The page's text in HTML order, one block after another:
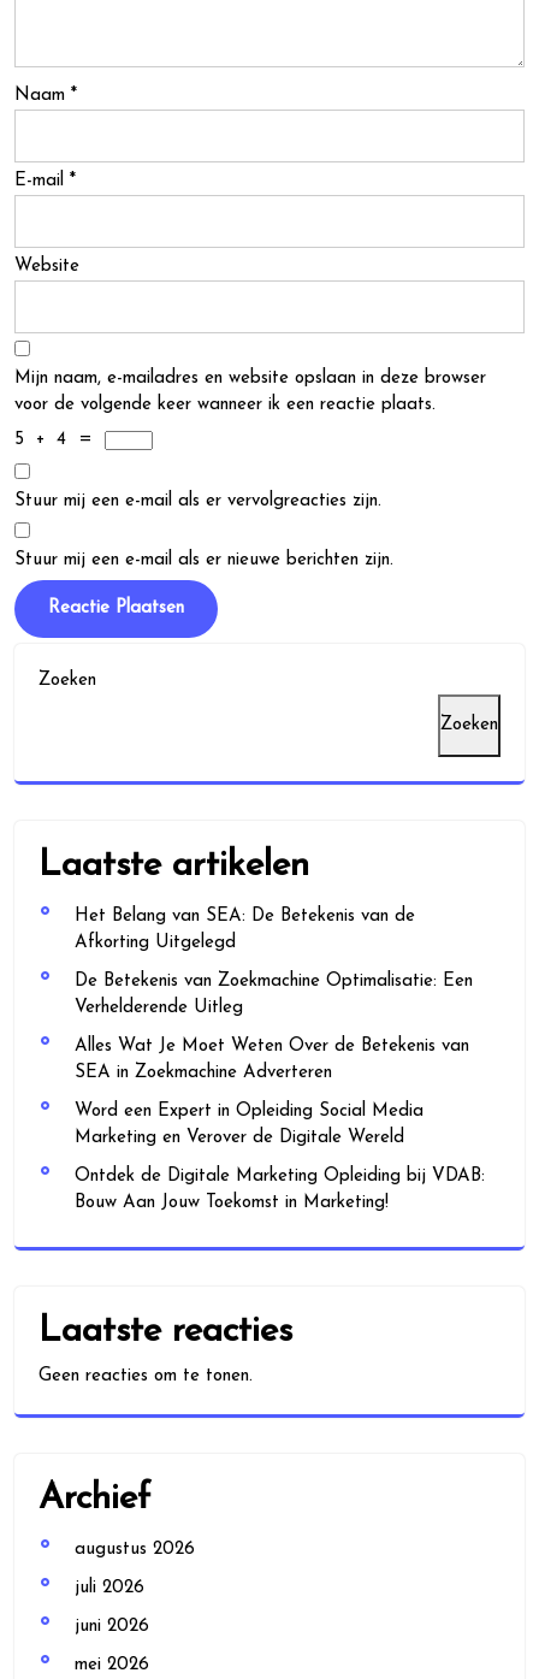
Naam *
E-mail *
Website
Mijn naam, e-mailadres en website opslaan in deze browser
voor de volgende keer wanneer ik een reactie plaats.
5
+ 4 =
Stuur mij een e-mail als er vervolgreacties zijn.
Stuur mij een e-mail als er nieuwe berichten zijn.
Zoeken
Zoeken
Laatste artikelen
Het Belang van SEA: De Betekenis van de
Afkorting Uitgelegd
De Betekenis van Zoekmachine Optimalisatie: Een
Verhelderende Uitleg
Alles Wat Je Moet Weten Over de Betekenis van
SEA in Zoekmachine Adverteren
Word een Expert in Opleiding Social Media
Marketing en Verover de Digitale Wereld
Ontdek de Digitale Marketing Opleiding bij VDAB:
Bouw Aan Jouw Toekomst in Marketing!
Laatste reacties
Geen reacties om te tonen.
Archief
augustus 2026
juli 2026
juni 2026
mei 2026